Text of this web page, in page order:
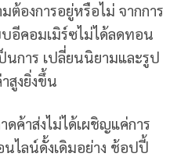
ต้องการอยู่หรือไม่ จากการ
บอีคอมเมิร์ซไม่ได้ลดทอน
นการ เปลี่ยนนิยามและรูป
สูงยิ่งขึ้น
ค้าส่งไม่ได้เผชิญแค่การ
ไลน์ดั้งเดิมอย่าง ช้อปปี้